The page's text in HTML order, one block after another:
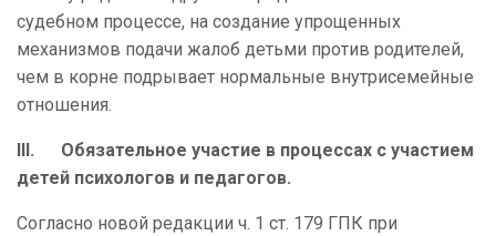
судебном процессе, на создание упрощенных
механизмов подачи жалоб детьми против родителей,
чем в корне подрывает нормальные внутрисемейные
отношения.
III. Обязательное участие в процессах с участием
детей психологов и педагогов.
Согласно новой редакции ч. 1 ст. 179 ГПК при